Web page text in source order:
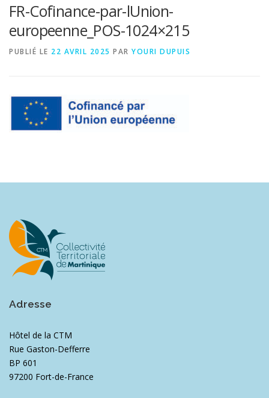
RESSOURCES DOCUMENTAIRES ZOOM EUROPE
SIGNALER UNE FRAUDE
FR-Cofinance-par-lUnion-
europeenne_POS-1024×215
PUBLIÉ LE 22 AVRIL 2025 PAR YOURI DUPUIS
Adresse
Hôtel de la CTM
Rue Gaston-Defferre
BP 601
97200 Fort-de-France